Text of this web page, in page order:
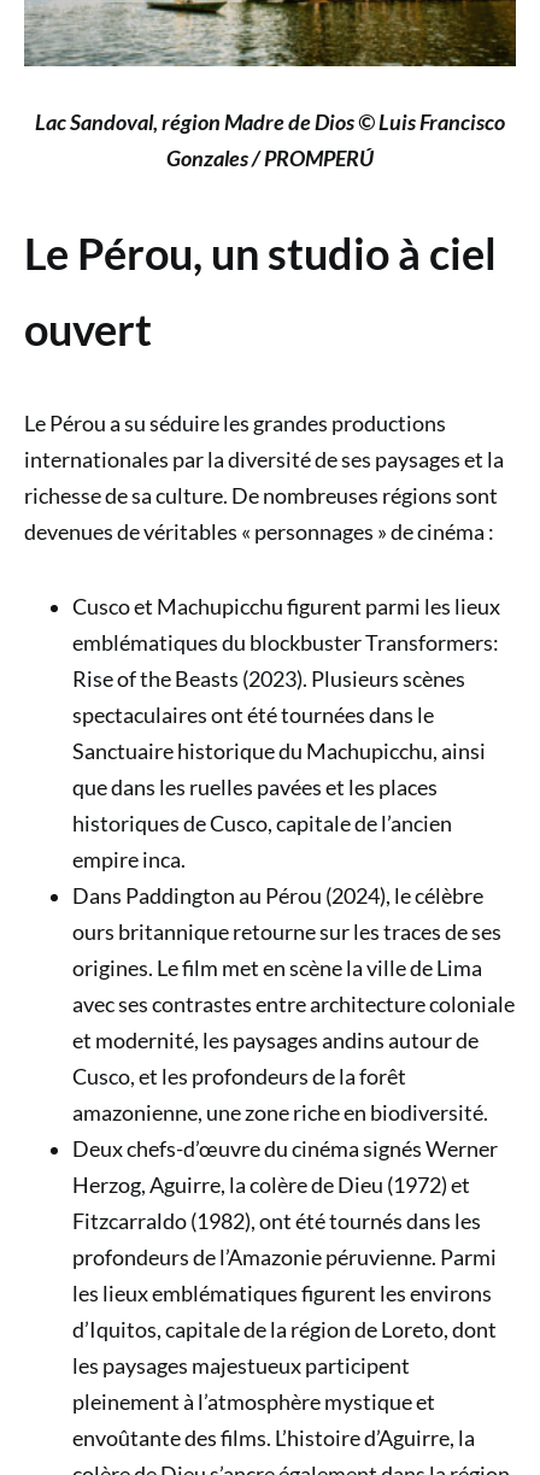
Lac Sandoval, région Madre de Dios © Luis Francisco
Gonzales / PROMPERÚ
Le Pérou, un studio à ciel
ouvert
Le Pérou a su séduire les grandes productions
internationales par la diversité de ses paysages et la
richesse de sa culture. De nombreuses régions sont
devenues de véritables « personnages » de cinéma :
Cusco et Machupicchu figurent parmi les lieux
emblématiques du blockbuster Transformers:
Rise of the Beasts (2023). Plusieurs scènes
spectaculaires ont été tournées dans le
Sanctuaire historique du Machupicchu, ainsi
que dans les ruelles pavées et les places
historiques de Cusco, capitale de l’ancien
empire inca.
Dans Paddington au Pérou (2024), le célèbre
ours britannique retourne sur les traces de ses
origines. Le film met en scène la ville de Lima
avec ses contrastes entre architecture coloniale
et modernité, les paysages andins autour de
Cusco, et les profondeurs de la forêt
amazonienne, une zone riche en biodiversité.
Deux chefs-d’œuvre du cinéma signés Werner
Herzog, Aguirre, la colère de Dieu (1972) et
Fitzcarraldo (1982), ont été tournés dans les
profondeurs de l’Amazonie péruvienne. Parmi
les lieux emblématiques figurent les environs
d’Iquitos, capitale de la région de Loreto, dont
les paysages majestueux participent
pleinement à l’atmosphère mystique et
envoûtante des films. L’histoire d’Aguirre, la